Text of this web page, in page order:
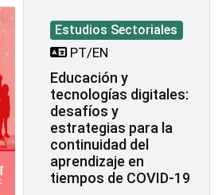
Estudios Sectoriales
PT/EN
Educación y
tecnologías digitales:
desafíos y
estrategias para la
continuidad del
aprendizaje en
tiempos de COVID-19